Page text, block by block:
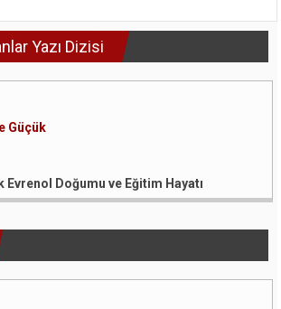
Yazı Dizisi
Güçük
Evrenol Doğumu ve Eğitim Hayatı